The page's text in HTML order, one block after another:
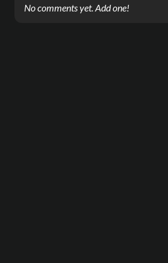
No comments yet. Add one!